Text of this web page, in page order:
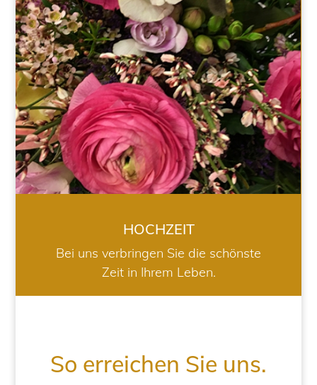
HOCHZEIT
HOCHZEIT
Bei uns verbringen Sie die schönste
Zeit in Ihrem Leben.
So erreichen Sie uns.